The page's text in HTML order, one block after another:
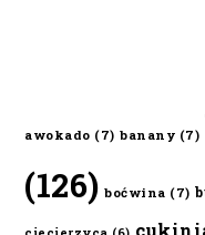
awokado (7) banany (7)
(126) boćwina (7)